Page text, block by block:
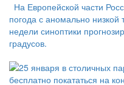
На Европейской части
погода с аномально низкой
недели синоптики
градусов.